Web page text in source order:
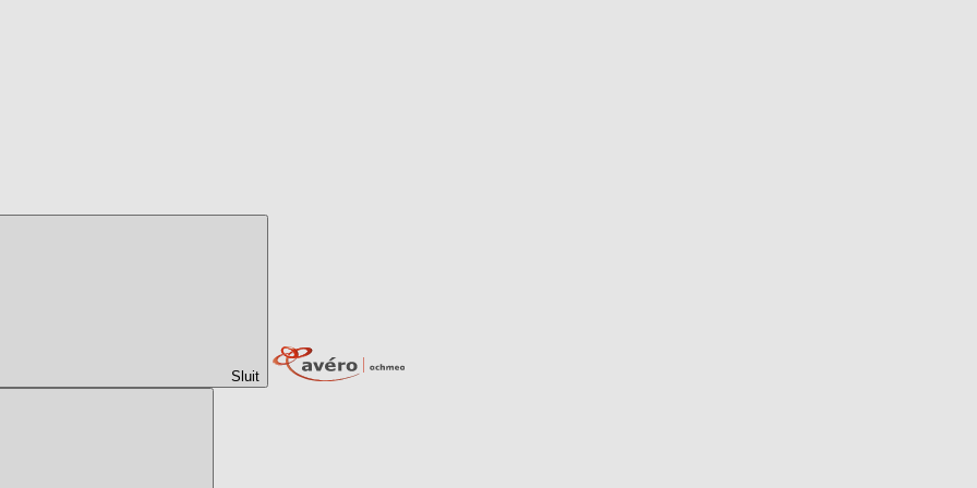
Sluit